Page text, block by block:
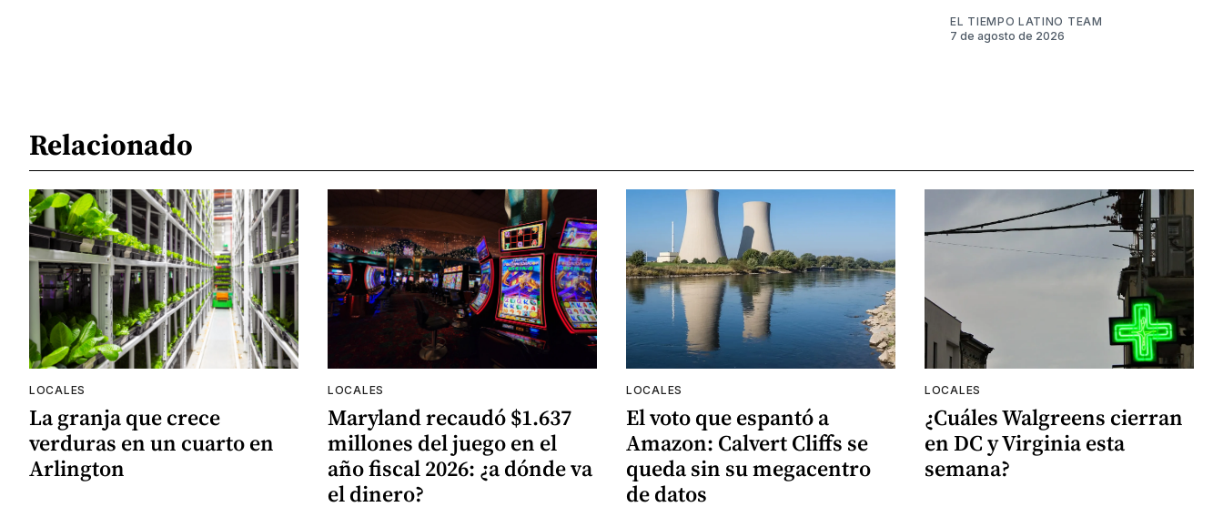
EL TIEMPO LATINO TEAM
7 de agosto de 2026
Relacionado
LOCALES
La granja que crece
verduras en un cuarto en
Arlington
LOCALES
Maryland recaudó $1.637
millones del juego en el
año fiscal 2026: ¿a dónde va
el dinero?
LOCALES
El voto que espantó a
Amazon: Calvert Cliffs se
queda sin su megacentro
de datos
LOCALES
¿Cuáles Walgreens cierran
en DC y Virginia esta
semana?